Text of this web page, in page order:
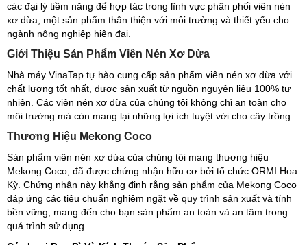
các đại lý tiềm năng để hợp tác trong lĩnh vực phân phối viên nén
xơ dừa, một sản phẩm thân thiện với môi trường và thiết yếu cho
ngành nông nghiệp hiện đại.
Giới Thiệu Sản Phẩm Viên Nén Xơ Dừa
Nhà máy VinaTap tự hào cung cấp sản phẩm viên nén xơ dừa với
chất lượng tốt nhất, được sản xuất từ nguồn nguyên liệu 100% tự
nhiên. Các viên nén xơ dừa của chúng tôi không chỉ an toàn cho
môi trường mà còn mang lại những lợi ích tuyệt vời cho cây trồng.
Thương Hiệu Mekong Coco
Sản phẩm viên nén xơ dừa của chúng tôi mang thương hiệu
Mekong Coco, đã được chứng nhận hữu cơ bởi tổ chức ORMI Hoa
Kỳ. Chứng nhận này khẳng định rằng sản phẩm của Mekong Coco
đáp ứng các tiêu chuẩn nghiêm ngặt về quy trình sản xuất và tính
bền vững, mang đến cho bạn sản phẩm an toàn và an tâm trong
quá trình sử dụng.